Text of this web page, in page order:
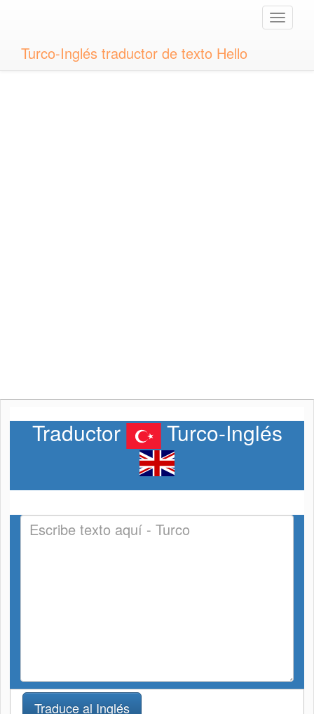
Toggle
Turco-Inglés traductor de texto Hello
Traductor Turco-Inglés